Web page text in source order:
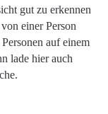
gut zu erkennen
einer Person
auf einem
lade hier auch